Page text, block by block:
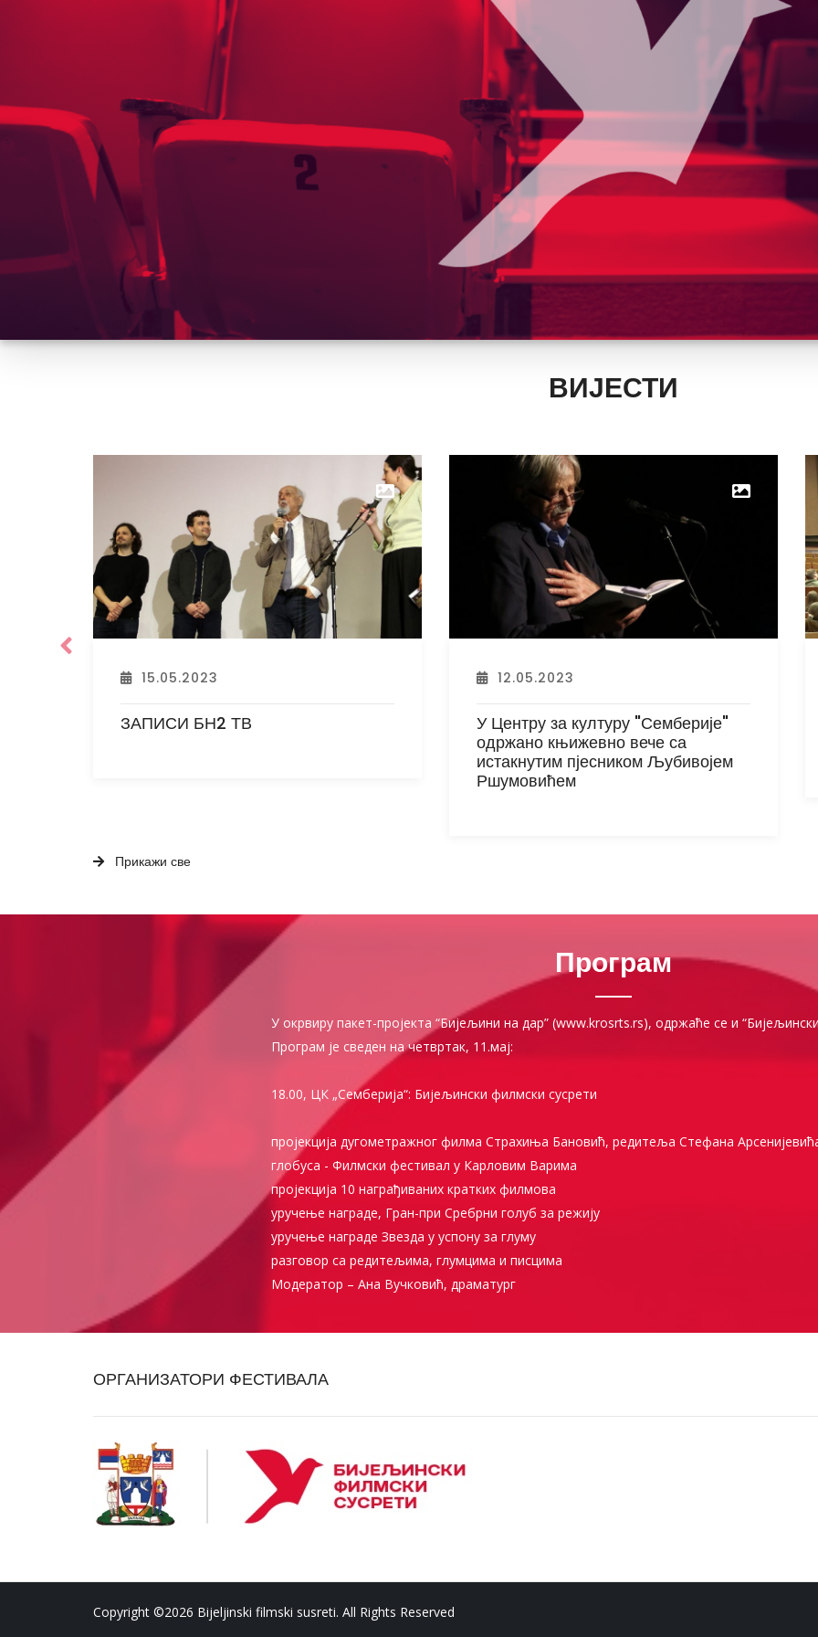
ВИЈЕСТИ
12.05.2023
У Центру за културу "Семберије"
12.05.2023
ОДРЖАНИ „БИЈЕЉИНСКИ
ФИЛМСКИ СУСРЕТИ“ /ВИДЕО/
Прикажи све
Програм
У окрвиру пакет-пројекта “Бијељини на дар” (www.krosrts.rs), одржаће се и
Програм је сведен на четвртак, 11.мај:
18.00, ЦК „Семберија“: Бијељински филмски сусрети
пројекција дугометражног филма Страхиња Бановић, редитеља Стефана
глобуса - Филмски фестивал у Карловим Варима
пројекција 10 награђиваних кратких филмова
уручење награде, Гран-при Сребрни голуб за режију
уручење награде Звезда у успону за глуму
разговор са редитељима, глумцима и писцима
Модератор – Ана Вучковић, драматург
ОРГАНИЗАТОРИ ФЕСТИВАЛА
Copyright ©2026 Bijeljinski filmski susreti. All Rights Reserved